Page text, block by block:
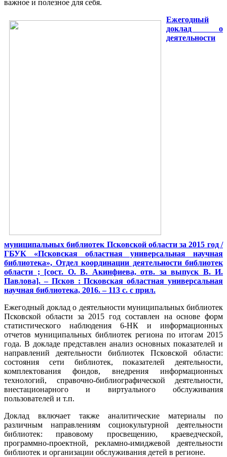
важное и полезное для себя.
Ежегодный
доклад о
деятельности
муниципальных библиотек Псковской области за 2015 год /
ГБУК «Псковская областная универсальная научная
библиотека», Отдел координации деятельности библиотек
области ; [сост. О. В. Акинфиева, отв. за выпуск В. И.
Павлова]. – Псков : Псковская областная универсальная
научная библиотека, 2016. – 113 с. с прил.
Ежегодный доклад о деятельности муниципальных библиотек
Псковской области за 2015 год составлен на основе форм
статистического наблюдения 6-НК и информационных
отчетов муниципальных библиотек региона по итогам 2015
года. В докладе представлен анализ основных показателей и
направлений деятельности библиотек Псковской области:
состояния сети библиотек, показателей деятельности,
комплектования фондов, внедрения информационных
технологий, справочно-библиографической деятельности,
внестационарного и виртуального обслуживания
пользователей и т.п.
Доклад включает также аналитические материалы по
различным направлениям социокультурной деятельности
библиотек: правовому просвещению, краеведческой,
программно-проектной, рекламно-имиджевой деятельности
библиотек и организации обслуживания детей в регионе.